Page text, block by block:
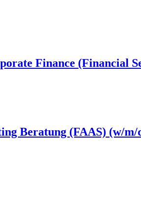
Finance (Financial
Beratung (FAAS) (w/m/